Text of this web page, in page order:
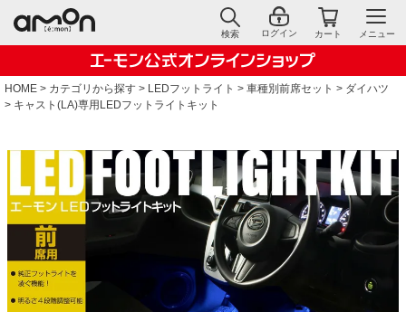
検索 ログイン カート メニュー
HOME カテゴリから探す LEDフットライト 車種別前席セット
ダイハツ
キャスト(LA)専用LEDフットライトキット